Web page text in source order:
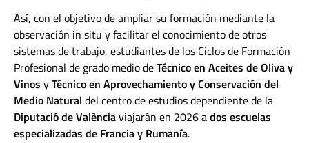
Así, con el objetivo de ampliar su formación mediante la
observación in situ y facilitar el conocimiento de otros
sistemas de trabajo, estudiantes de los Ciclos de Formación
Profesional de grado medio deTécnico en Aceites de Oliva y
Vinos yTécnico en Aprovechamiento y Conservación del
Medio Natural del centro de estudios dependiente de la
Diputació de Valènciaviajarán en 2026 ados escuelas
especializadas de Francia y Rumanía.